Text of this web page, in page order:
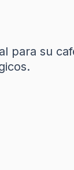
para su